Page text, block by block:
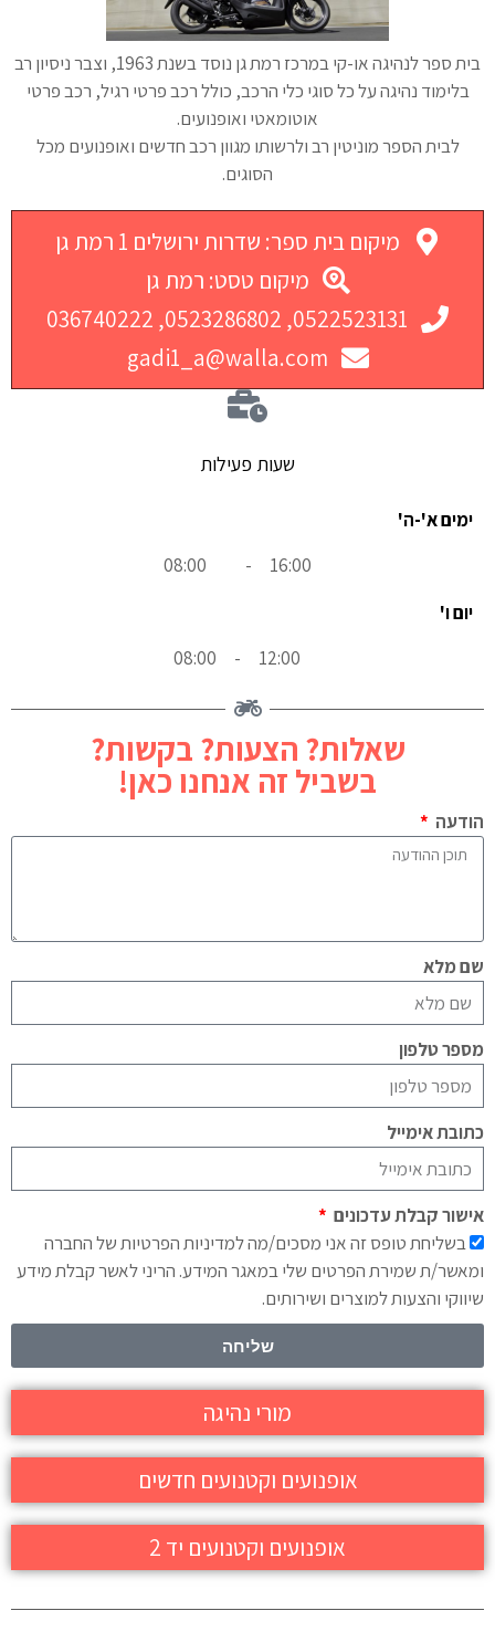
בית ספר לנהיגה או-קי במרכז רמת גן נוסד בשנת 1963, וצבר ניסיון רב
בלימוד נהיגה על כל סוגי כלי הרכב, כולל רכב פרטי רגיל, רכב פרטי
אוטומאטי ואופנועים.
לבית הספר מוניטין רב ולרשותו מגוון רכב חדשים ואופנועים מכל
הסוגים.
מיקום בית ספר: שדרות ירושלים 1 רמת גן
מיקום טסט: רמת גן
0522523131, 0523286802, 036740222
gadi1_a@walla.com
שעות פעילות
ימים א'-ה'
16:00
-
08:00
יום ו'
12:00
-
08:00
שאלות? הצעות? בקשות?
בשביל זה אנחנו כאן!
הודעה
שם מלא
מספר טלפון
כתובת אימייל
אישור קבלת עדכונים
בשליחת טופס זה אני מסכים/מה למדיניות הפרטיות של החברה
ומאשר/ת שמירת הפרטים שלי במאגר המידע. הריני לאשר קבלת מידע
שיווקי והצעות למוצרים ושירותים.
שליחה
מורי נהיגה
אופנועים וקטנועים חדשים
אופנועים וקטנועים יד 2